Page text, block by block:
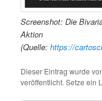
Screenshot: Die
Aktion
(Quelle:https://
Dieser Eintrag wurde
veröffentlicht. Setze ein